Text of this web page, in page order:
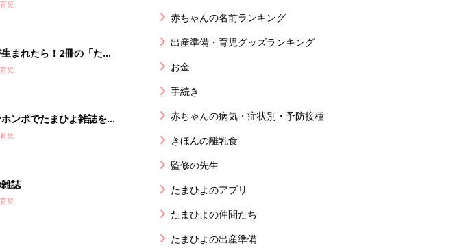
ムセールが見逃せない
？「たまひよ きほんの離
赤ちゃんの名前ランキング
出産準備・育児グッズランキング
お金
手続き
赤ちゃんの病気・症状別・予防接種
きほんの離乳食
監修の先生
たまひよのアプリ
たまひよの仲間たち
たまひよの出産準備